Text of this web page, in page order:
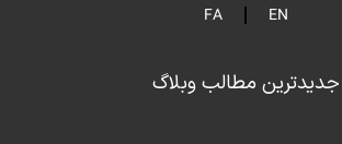
EN
FA
جدیدترین مطالب وبلاگ